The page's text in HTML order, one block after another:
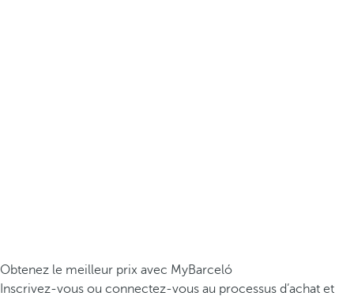
Obtenez le meilleur prix avec MyBarceló
Inscrivez-vous ou connectez-vous au processus d’achat et